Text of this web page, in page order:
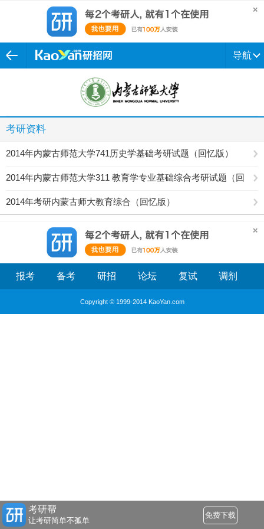
导航
考研资料
2014年内蒙古师范大学741历史学基础考研试题（回忆版）
2014年内蒙古师范大学311 教育学专业基础综合考研试题（回
忆版）
2014年考研内蒙古师大教育综合（回忆版）
报考 备考 研招 论坛 复试 调剂
Copyright © 1999-2014 KaoYan.com
考研帮
让考研简单不孤单
免费下载